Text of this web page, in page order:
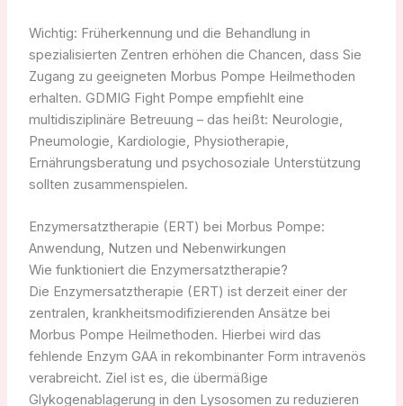
Wichtig: Früherkennung und die Behandlung in
spezialisierten Zentren erhöhen die Chancen, dass Sie
Zugang zu geeigneten Morbus Pompe Heilmethoden
erhalten. GDMIG Fight Pompe empfiehlt eine
multidisziplinäre Betreuung – das heißt: Neurologie,
Pneumologie, Kardiologie, Physiotherapie,
Ernährungsberatung und psychosoziale Unterstützung
sollten zusammenspielen.
Enzymersatztherapie (ERT) bei Morbus Pompe:
Anwendung, Nutzen und Nebenwirkungen
Wie funktioniert die Enzymersatztherapie?
Die Enzymersatztherapie (ERT) ist derzeit einer der
zentralen, krankheitsmodifizierenden Ansätze bei
Morbus Pompe Heilmethoden. Hierbei wird das
fehlende Enzym GAA in rekombinanter Form intravenös
verabreicht. Ziel ist es, die übermäßige
Glykogenablagerung in den Lysosomen zu reduzieren